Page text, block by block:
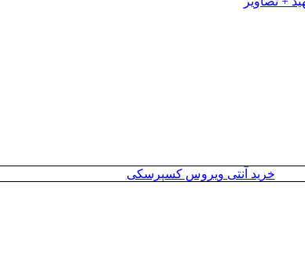
خرید آنتی ویروس کسپرسکی